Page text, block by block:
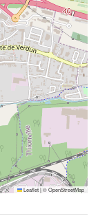
Leaflet|©OpenStreetMap